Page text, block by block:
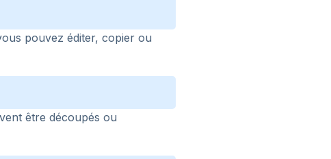
pouvez éditer, copier ou
être découpés ou